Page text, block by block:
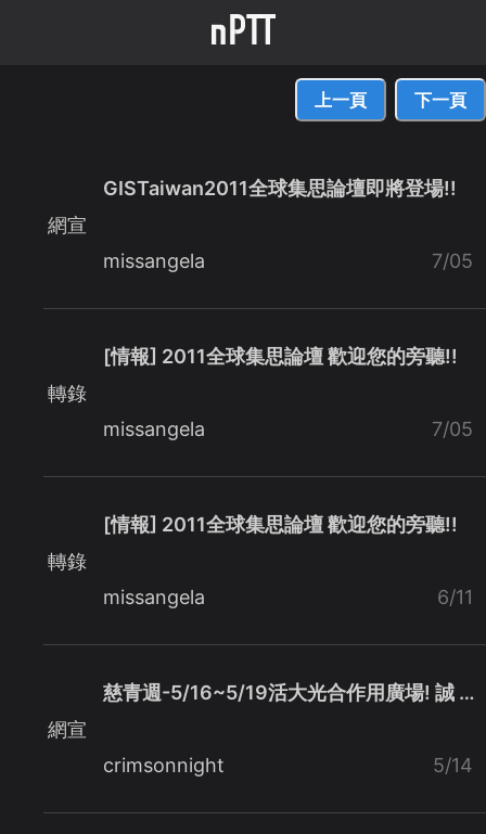
上一頁 下一頁
網宣
GISTaiwan2011全球集思論壇即將登場!!
missangela 7/05
轉錄
[情報] 2011全球集思論壇 歡迎您的旁聽!!
missangela 7/05
轉錄
[情報] 2011全球集思論壇 歡迎您的旁聽!!
missangela 6/11
網宣
慈青週-5/16~5/19活大光合作用廣場! 誠 …
crimsonnight 5/14